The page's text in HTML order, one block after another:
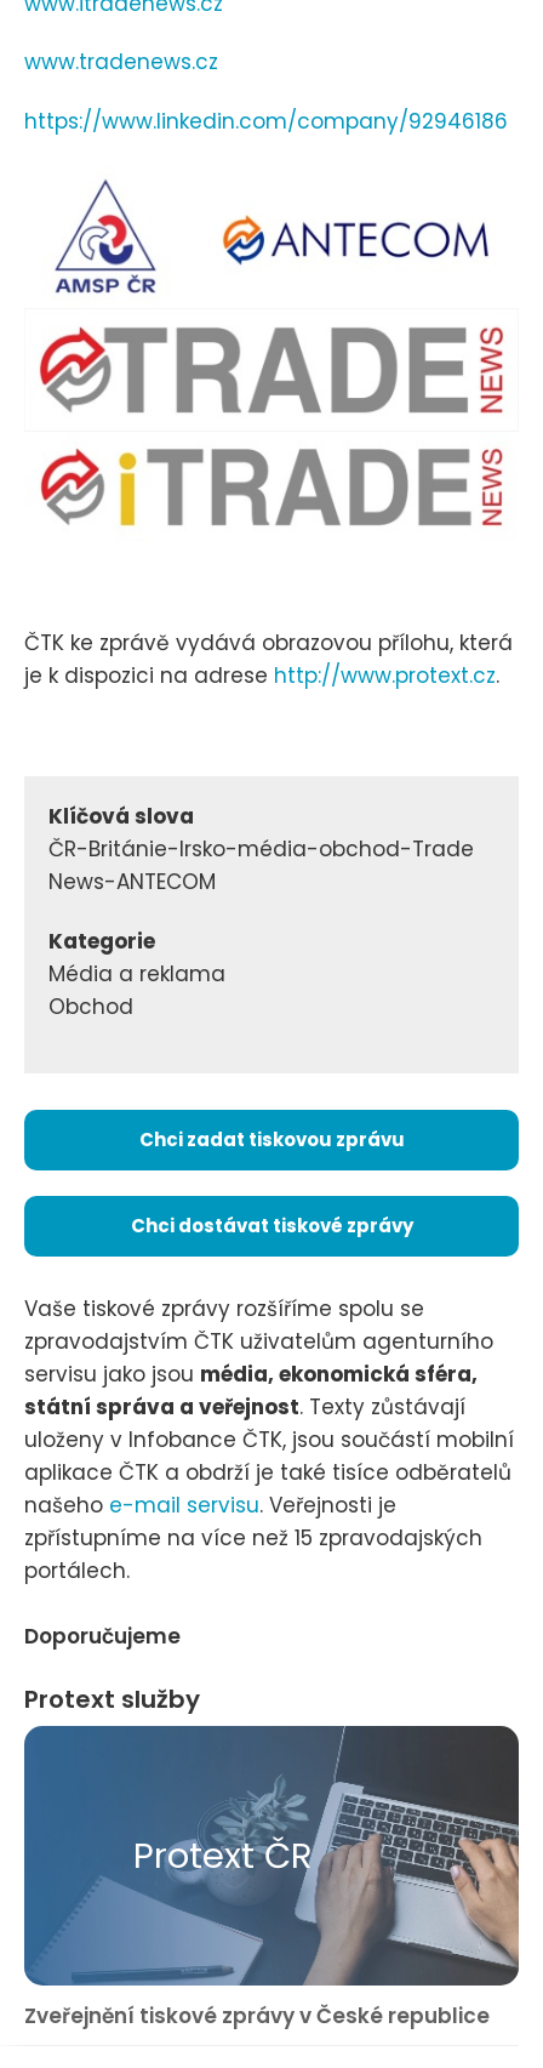
www.tradenews.cz
https://www.linkedin.com/company/92946186
ČTK ke zprávě vydává obrazovou přílohu, která
je k dispozici na adrese http://www.protext.cz.
Klíčová slova
ČR-Británie-Irsko-média-obchod-Trade
News-ANTECOM
Kategorie
Média a reklama
Obchod
Chci zadat tiskovou zprávu
Chci dostávat tiskové zprávy
Vaše tiskové zprávy rozšíříme spolu se
zpravodajstvím ČTK uživatelům agenturního
servisu jako jsou média, ekonomická sféra,
státní správa a veřejnost. Texty zůstávají
uloženy v Infobance ČTK, jsou součástí mobilní
aplikace ČTK a obdrží je také tisíce odběratelů
našeho e-mail servisu. Veřejnosti je
zpřístupníme na více než 15 zpravodajských
portálech.
Doporučujeme
Protext služby
Protext ČR
Zveřejnění tiskové zprávy v České republice